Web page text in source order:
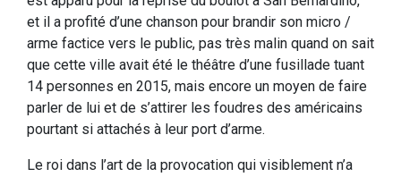
et il a profité d’une chanson pour brandir son micro /
arme factice vers le public, pas très malin quand on sait
que cette ville avait été le théâtre d’une fusillade tuant
14 personnes en 2015, mais encore un moyen de faire
parler de lui et de s’attirer les foudres des américains
pourtant si attachés à leur port d’arme.
Le roi dans l’art de la provocation qui visiblement n’a